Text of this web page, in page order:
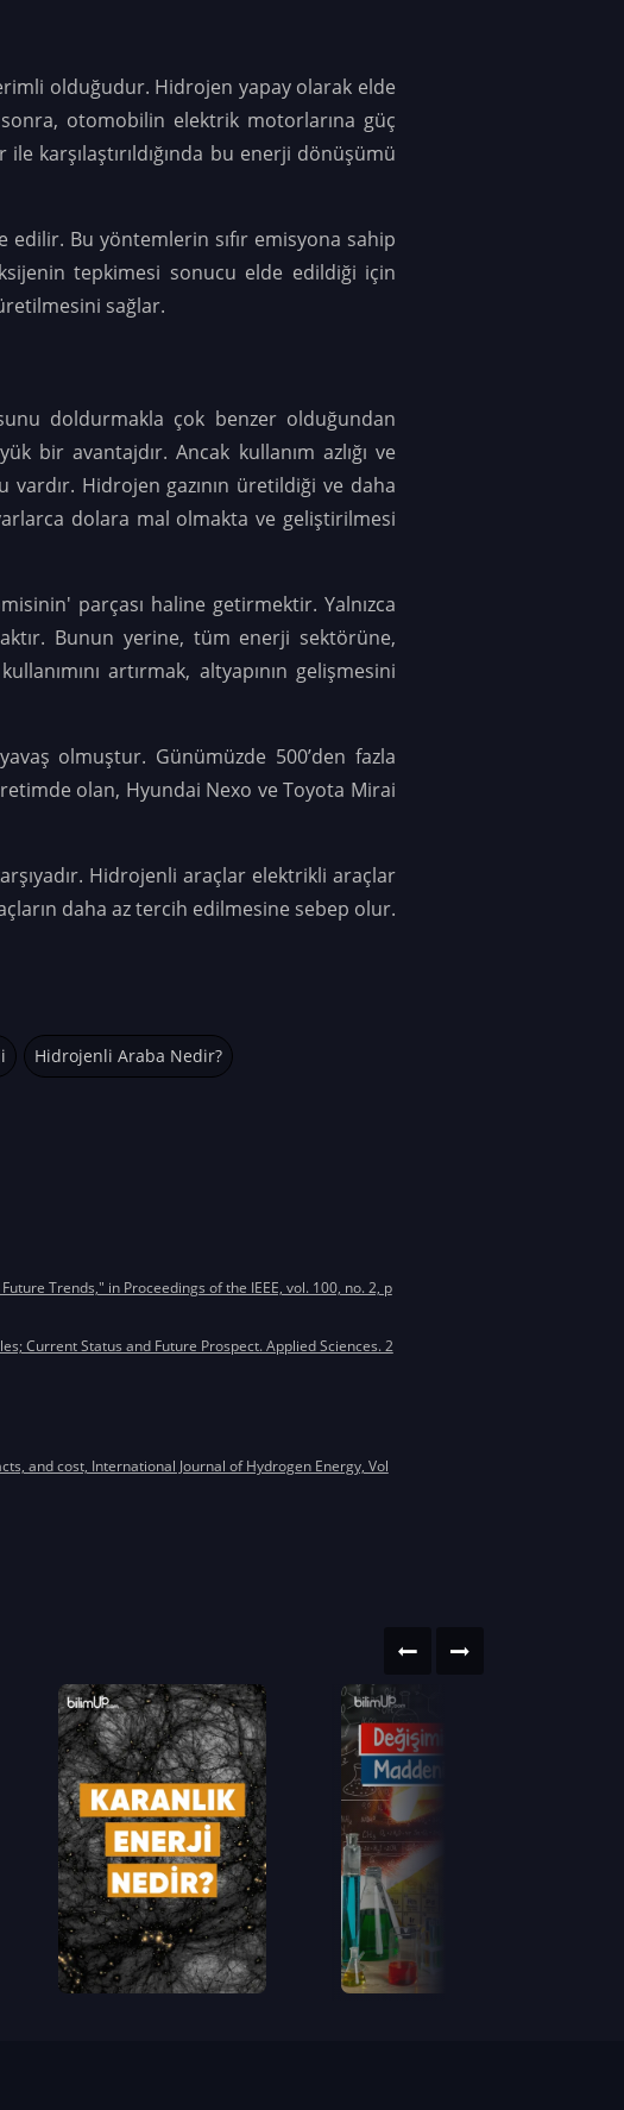
olduğudur. Hidrojen yapay olarak elde
sonra, otomobilin elektrik motorlarına güç
karşılaştırıldığında bu enerji dönüşümü
Bu yöntemlerin sıfır emisyona sahip
tepkimesi sonucu elde edildiği için
sağlar.
doldurmakla çok benzer olduğundan
bir avantajdır. Ancak kullanım azlığı ve
Hidrojen gazının üretildiği ve daha
dolara mal olmakta ve geliştirilmesi
parçası haline getirmektir. Yalnızca
Bunun yerine, tüm enerji sektörüne,
artırmak, altyapının gelişmesini
olmuştur. Günümüzde 500’den fazla
olan, Hyundai Nexo ve Toyota Mirai
Hidrojenli araçlar elektrikli araçlar
daha az tercih edilmesine sebep olur.
Hidrojenli Araba Nedir?
Trends," in Proceedings of the IEEE, vol. 100, no. 2, p
Current Status and Future Prospect. Applied Sciences. 2
and cost, International Journal of Hydrogen Energy, Vol